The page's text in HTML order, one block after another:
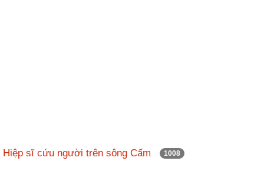
Hiệp sĩ cứu người trên sông Cấm 1008